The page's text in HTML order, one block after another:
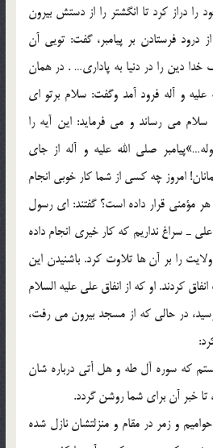
دراز کرد تا انگشتر را از دستش بیرون
درود فرستادن بر پیامبر، گفت: تویی آن
دین را در دنیا به پاداری… . در همان
علیه و آله فرود آمد وگفت: سلام برتو ای
می رساند و می فرماید: این آیه را
صلی الله علیه و آله از جای
امروز چه کسی از شما کار خوبی انجام
مؤمنی قرار داده است؟ گفتند: ای رسول
ـ سراغ نداریم که کار خیری انجام داده
را بر آن ها تلاوت کرد. باشنیدن این
کردند. او که از انفاق علی علیه السلام
در حالی که از مسجد بیرون می رفت،
که سوره آل طه و هل أتی درباره شان
خبر آن برای شما روشن گردد.
و زمر در مقام و منزلتشان نازل شده